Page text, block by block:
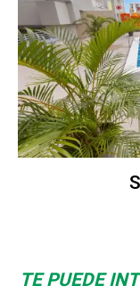
TE PUEDE